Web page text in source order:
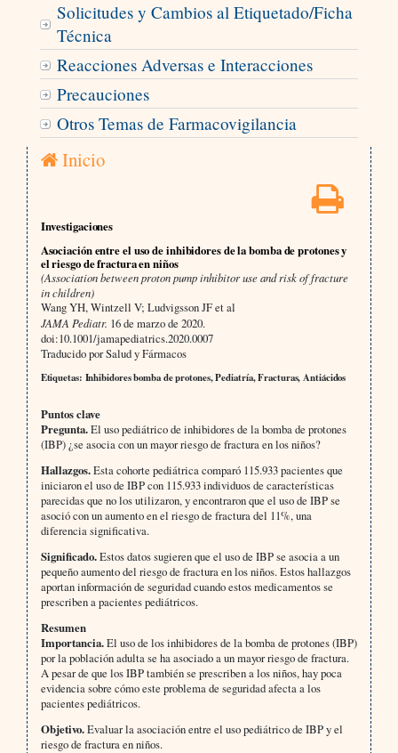
Solicitudes y Cambios al Etiquetado/Ficha
Técnica
Reacciones Adversas e Interacciones
Precauciones
Otros Temas de Farmacovigilancia
Inicio
Investigaciones
Asociación entre el uso de inhibidores de la bomba de protones y
el riesgo de fractura en niños
(Association between proton pump inhibitor use and risk of fracture
in children)
Wang YH, Wintzell V; Ludvigsson JF et al
JAMA Pediatr. 16 de marzo de 2020.
doi:10.1001/jamapediatrics.2020.0007
Traducido por Salud y Fármacos
Etiquetas: Inhibidores bomba de protones, Pediatría, Fracturas, Antiácidos
Puntos clave
Pregunta.El uso pediátrico de inhibidores de la bomba de protones
(IBP) ¿se asocia con un mayor riesgo de fractura en los niños?
Hallazgos.Esta cohorte pediátrica comparó 115.933 pacientes que
iniciaron el uso de IBP con 115.933 individuos de características
parecidas que no los utilizaron, y encontraron que el uso de IBP se
asoció con un aumento en el riesgo de fractura del 11%, una
diferencia significativa.
Significado.Estos datos sugieren que el uso de IBP se asocia a un
pequeño aumento del riesgo de fractura en los niños. Estos hallazgos
aportan información de seguridad cuando estos medicamentos se
prescriben a pacientes pediátricos.
Resumen
Importancia.El uso de los inhibidores de la bomba de protones (IBP)
por la población adulta se ha asociado a un mayor riesgo de fractura.
A pesar de que los IBP también se prescriben a los niños, hay poca
evidencia sobre cómo este problema de seguridad afecta a los
pacientes pediátricos.
Objetivo.Evaluar la asociación entre el uso pediátrico de IBP y el
riesgo de fractura en niños.